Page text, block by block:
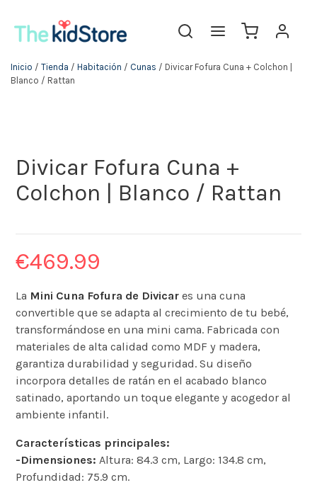
Inicio / Tienda / Habitación / Cunas / Divicar Fofura Cuna + Colchon |
Blanco / Rattan
Divicar Fofura Cuna +
Colchon | Blanco / Rattan
€469.99
​La Mini Cuna Fofura de Divicar es una cuna
convertible que se adapta al crecimiento de tu bebé,
transformándose en una mini cama. Fabricada con
materiales de alta calidad como MDF y madera,
garantiza durabilidad y seguridad. Su diseño
incorpora detalles de ratán en el acabado blanco
satinado, aportando un toque elegante y acogedor al
ambiente infantil.​
Características principales:
-Dimensiones: Altura: 84.3 cm, Largo: 134.8 cm,
Profundidad: 75.9 cm.​